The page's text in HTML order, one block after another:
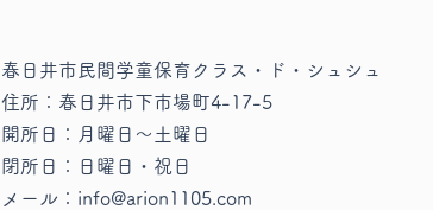
パーティー準備
春日井市民間学童保育クラス・ド・シュシュ
住所：春日井市下市場町4-17-5
開所日：月曜日〜土曜日
​閉所日：日曜日・祝日
メール：info@arion1105.com